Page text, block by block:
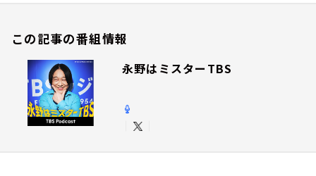
この記事の番組情報
永野はミスターTBS